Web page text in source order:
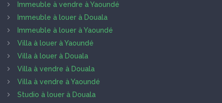
Immeuble à vendre à Yaoundé
Immeuble à louer à Douala
Immeuble à louer à Yaoundé
Villa à louer à Yaoundé
Villa à louer à Douala
Villa à vendre à Douala
Villa à vendre à Yaoundé
Studio à louer à Douala